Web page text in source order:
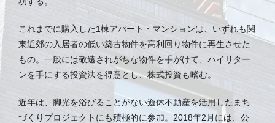
これまでに購入した1棟アパート・マンションは、いずれも関
東近郊の入居者の低い築古物件を高利回り物件に再生させた
もの。一般には敬遠されがちな物件を手がけて、ハイリター
ンを手にする投資法を得意とし、株式投資も嗜む。
近年は、脚光を浴びることがない遊休不動産を活用したまち
づくりプロジェクトにも積極的に参加。2018年2月には、公